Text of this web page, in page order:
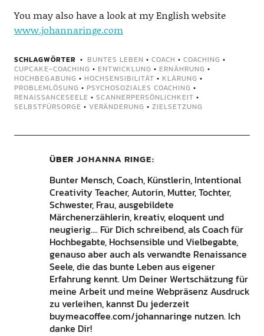
You may also have a look at my English website
www.johannaringe.com
SCHLAGWÖRTER BUNTES LEBEN • COACH • COACHING •
CUPCAKE-COACHING • ENTWICKLUNG • ERNÄHRUNG •
HOCHBEGABUNG • HOCHSENSIBILITÄT • KLÄRUNG •
PROBLEMLÖSUNG • PSYCHOSOZIALES COACHING •
RENAISSANCESEELE • SCANNERPERSÖNLICHKEIT •
SELBSTFÜRSORGE • VERÄNDERUNG • ZIELSETZUNG
ÜBER JOHANNA RINGE
Bunter Mensch, Coach, Künstlerin, Intentional
Creativity Teacher, Autorin, Mutter, Tochter,
Schwester, Frau, ausgebildete
Märchenerzählerin, kreativ, eloquent und
neugierig.... Für Dich schreibend, als Coach für
Hochbegabte, Hochsensible und Vielbegabte,
genauso aber auch als verwandte Renaissance
Seele, die das bunte Leben aus eigener
Erfahrung kennt. Um Deiner Wertschätzung für
meine Arbeit und meine Webpräsenz Ausdruck
zu verleihen, kannst Du jederzeit
buymeacoffee.com/johannaringe nutzen. Ich
danke Dir!